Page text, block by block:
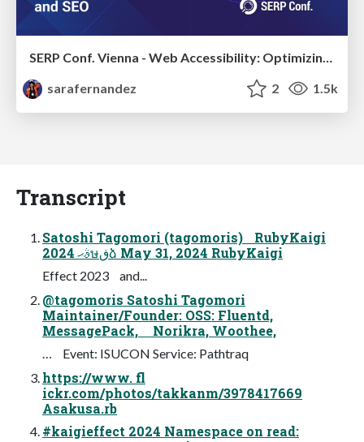
sarafernandez
2 1.5k
Transcript
Satoshi Tagomori (tagomoris) RubyKaigi
2024 ࣄޙษڧձ May 31, 2024 RubyKaigi
Effect 2023 and...
@tagomoris Satoshi Tagomori
Maintainer/Founder: OSS: Fluentd,
MessagePack, Norikra, Woothee,
… Event: ISUCON Service: Pathtraq
https://www. fl
ickr.com/photos/takkanm/3978417669
Asakusa.rb
#kaigieffect 2024 Namespace on read: